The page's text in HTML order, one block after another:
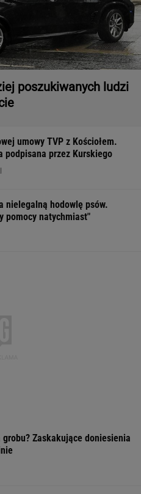
poszukiwanych ludzi
umowy TVP z Kościołem.
podpisana przez Kurskiego
nielegalną hodowlę psów.
pomocy natychmiast"
grobu? Zaskakujące doniesienia